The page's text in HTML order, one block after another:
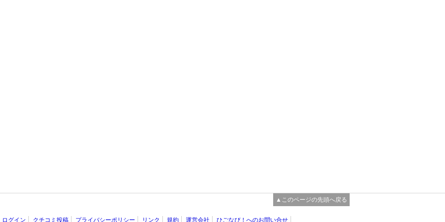
▲このページの先頭へ戻る
ログイン クチコミ投稿 プライバシーポリシー リンク 規約 運営会社 ひごなび！へのお問い合せ